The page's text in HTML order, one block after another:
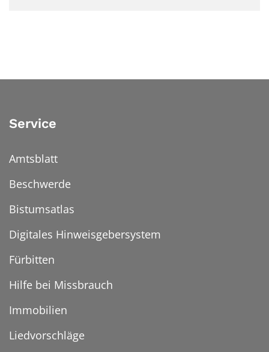
Service
Amtsblatt
Beschwerde
Bistumsatlas
Digitales Hinweisgebersystem
Fürbitten
Hilfe bei Missbrauch
Immobilien
Liedvorschläge